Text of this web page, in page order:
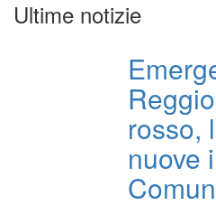
Ultime notizie
rosso,
nuove